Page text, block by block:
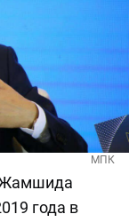
МПК
Жамшида
года в